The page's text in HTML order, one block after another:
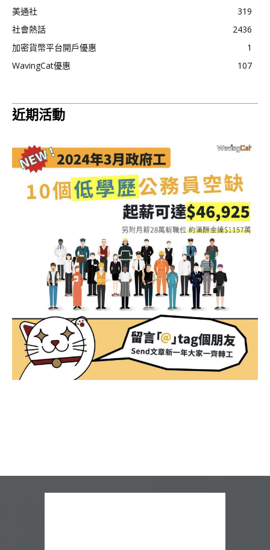
美通社
319
社會熱話
2436
加密貨幣平台開戶優惠
1
WavingCat優惠
107
近期活動